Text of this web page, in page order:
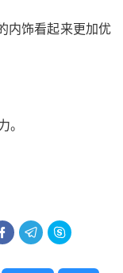
内饰看起来更加优
。
  